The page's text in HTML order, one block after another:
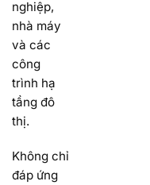
nghiệp,
nhà máy
và các
công
trình hạ
tầng đô
thị.
Không chỉ
đáp ứng